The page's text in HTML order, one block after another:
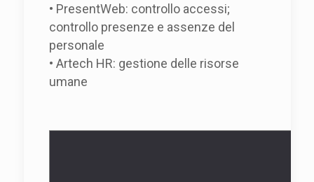
• PresentWeb: controllo accessi;
controllo presenze e assenze del
personale
• Artech HR: gestione delle risorse
umane